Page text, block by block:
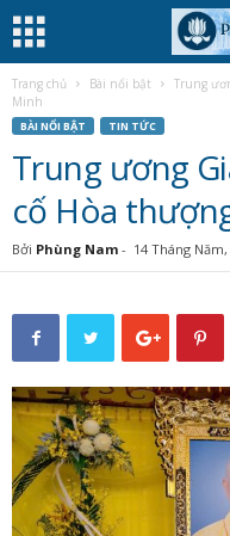
Trang chủ Bài nổi bật
Trung
Minh
BÀI NỔI BẬT TIN TỨC
Trung ương
cố Hòa
Bởi Phùng Nam - 14 Tháng Năm,